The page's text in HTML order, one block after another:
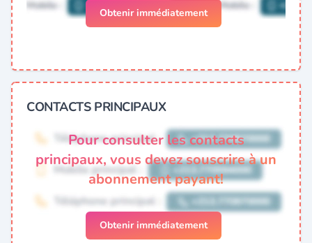
Obtenir immédiatement
CONTACTS PRINCIPAUX
Pour consulter les contacts
principaux, vous devez souscrire à un
abonnement payant!
Obtenir immédiatement